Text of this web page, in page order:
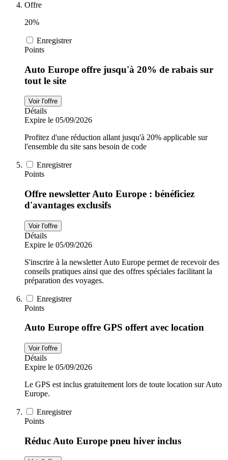
Offre
20%
Enregistrer
Points
Auto Europe offre jusqu'à 20% de rabais sur
tout le site
Voir l'offre
Détails
Expire le 05/09/2026
Profitez d'une réduction allant jusqu'à 20% applicable sur
l'ensemble du site sans besoin de code
Enregistrer
Points
Offre newsletter Auto Europe : bénéficiez
d'avantages exclusifs
Voir l'offre
Détails
Expire le 05/09/2026
S'inscrire à la newsletter Auto Europe permet de recevoir des
conseils pratiques ainsi que des offres spéciales facilitant la
préparation des voyages.
Enregistrer
Points
Auto Europe offre GPS offert avec location
Voir l'offre
Détails
Expire le 05/09/2026
Le GPS est inclus gratuitement lors de toute location sur Auto
Europe.
Enregistrer
Points
Réduc Auto Europe pneu hiver inclus